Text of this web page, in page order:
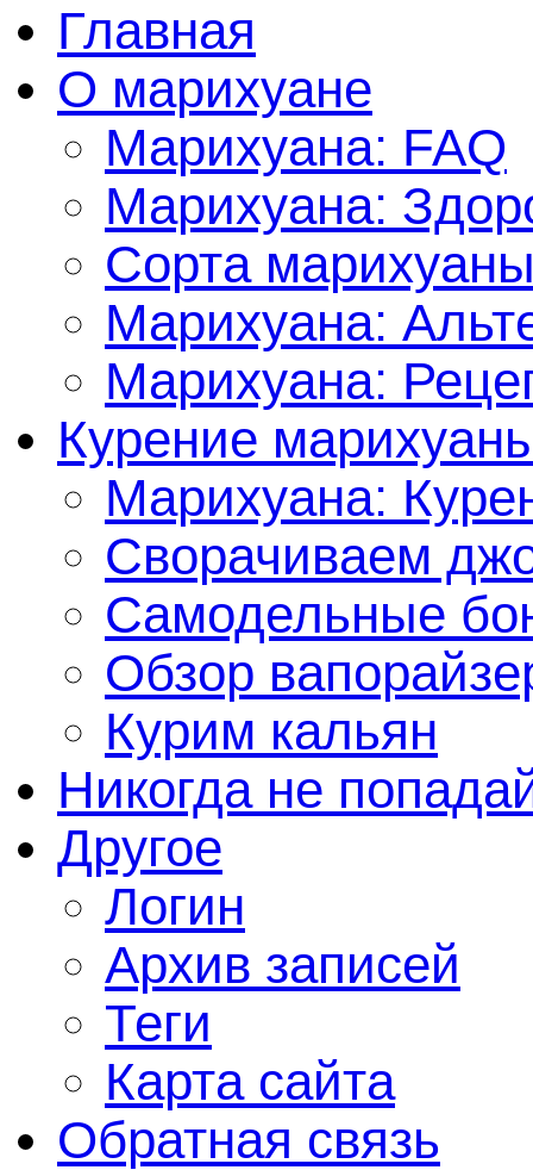
Главная
О марихуане
Марихуана: FAQ
Марихуана:
Сорта
Марихуана:
Марихуана:
Курение
Марихуана:
Сворачиваем
Самодельные
Обзор
Курим кальян
Никогда не
Другое
Логин
Архив записей
Теги
Карта сайта
Обратная связь